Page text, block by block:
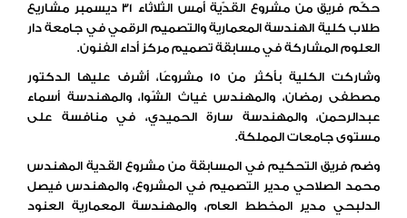
حكّم فريق من مشروع القدّية أمس الثلاثاء 31 ديسمبر مشاريع
طلاب كلية الهندسة المعمارية والتصميم الرقمي في جامعة دار
العلوم المشاركة في مسابقة تصميم مركز أداء الفنون.
وشاركت الكلية بأكثر من 15 مشروعًا، أشرف عليها الدكتور
مصطفى رمضان، والمهندس غياث الشّوا، والمهندسة أسماء
عبدالرحمن، والمهندسة سارة الحميدي، في منافسة على
مستوى جامعات المملكة.
وضم فريق التحكيم في المسابقة من مشروع القدية المهندس
محمد الصلاحي مدير التصميم في المشروع، والمهندس فيصل
الدلبحي مدير المخطط العام، والمهندسة المعمارية العنود